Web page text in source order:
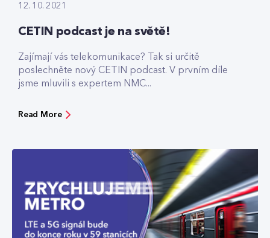
12. 10. 2021
CETIN podcast je na světě!
Zajímají vás telekomunikace? Tak si určitě
poslechněte nový CETIN podcast. V prvním díle
jsme mluvili s expertem NMC...
Read More